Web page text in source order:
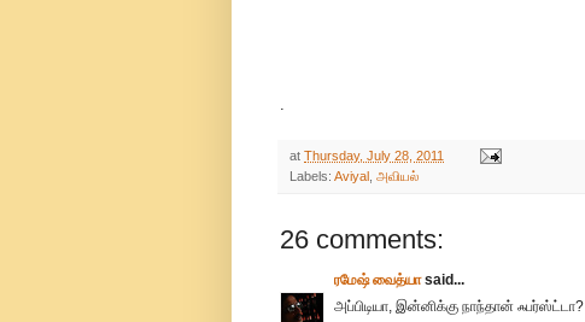
at Thursday, July 28, 2011
Labels: Aviyal அவியல்
26 comments:
ரமேஷ் வைத்யாsaid...
அப்பிடியா, இன்னிக்கு நாந்தான் ஃபர்ஸ்ட்டா?